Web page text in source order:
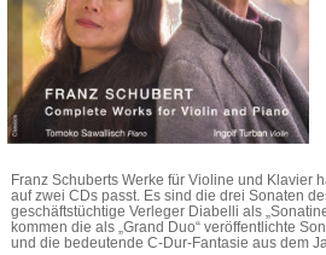
Franz Schuberts Werke für Violine und Klavier
auf zwei CDs passt. Es sind die drei Sonaten
geschäftstüchtige Verleger Diabelli als
kommen die als „Grand Duo“ veröffentlichte
und die bedeutende C-Dur-Fantasie aus dem